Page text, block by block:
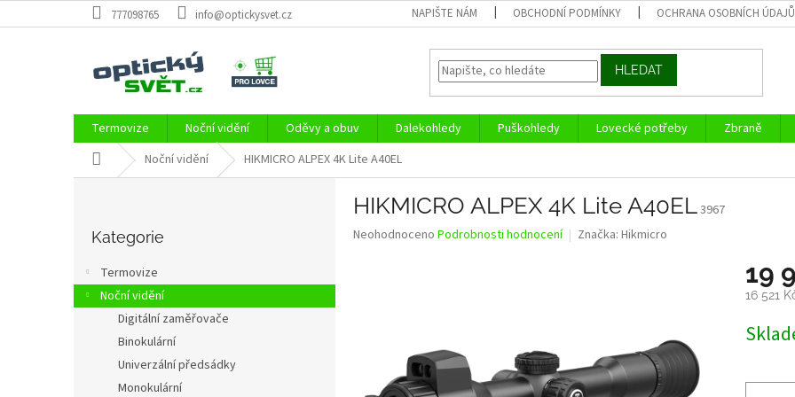
na
777098765 info@optickysvet.cz NAPIŠTE NÁM OBCHODNÍ PODMÍNKY OCHRANA OSOBNÍCH ÚDAJŮ
HLEDAT
Termovize Noční vidění Oděvy a obuv Dalekohledy Puškohledy Lovecké potřeby Zbraně
Domů Noční vidění HIKMICRO ALPEX 4K Lite A40EL
a
n
kategorie
Kategorie
Termovize
Noční vidění
Digitální zaměřovače
Binokulární
Univerzální předsádky
Monokulární
HIKMICRO ALPEX 4K Lite A40EL3967
Průměrné
hvězdiček.
Neohodnoceno Podrobnosti hodnocení Značka: Hikmicro
19
16 521
cena: